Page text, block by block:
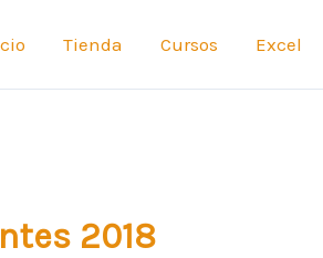
Tienda Cursos Excel
2018